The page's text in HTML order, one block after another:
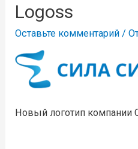
Logoss
Оставьте комментарий /
Новый логотип компании